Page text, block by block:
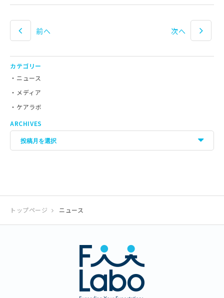
前へ 次へ
カテゴリー
ニュース
メディア
ケアラボ
ARCHIVES
トップページ ニュース